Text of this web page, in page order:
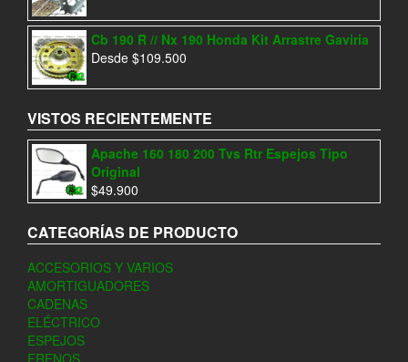
Cb 190 R // Nx 190 Honda Kit Arrastre Gaviria
Desde $109.500
VISTOS RECIENTEMENTE
Apache 160 180 200 Tvs Rtr Espejos Tipo
Original
$49.900
CATEGORÍAS DE PRODUCTO
ACCESORIOS Y VARIOS
AMORTIGUADORES
CADENAS
ELÉCTRICO
ESPEJOS